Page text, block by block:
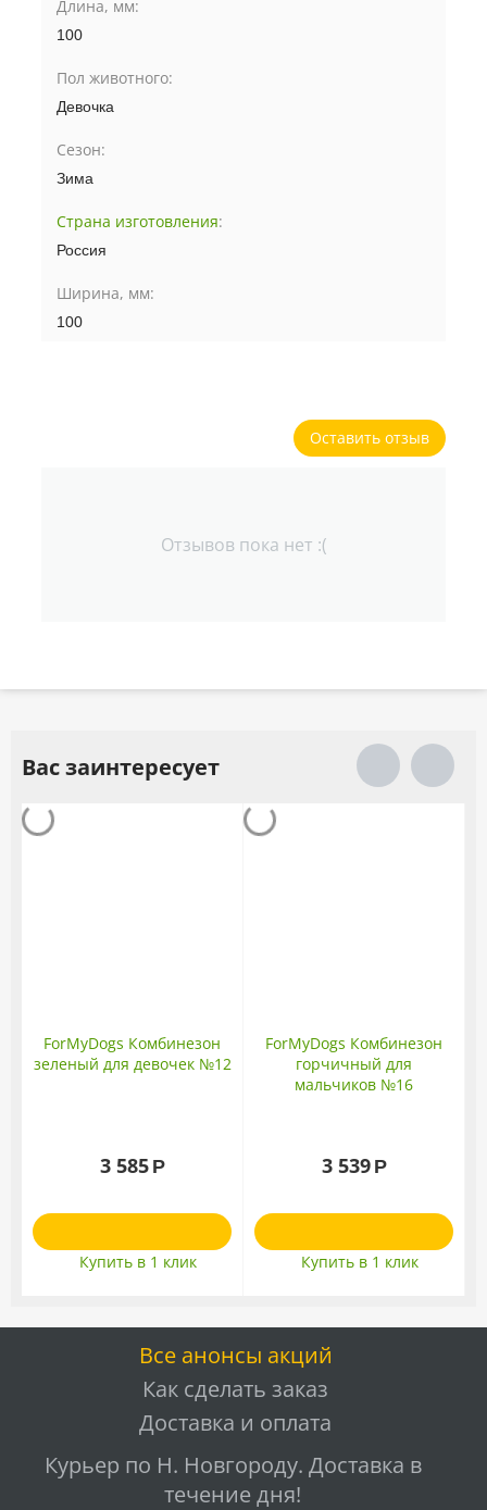
Длина, мм:
100
Пол животного:
Девочка
Сезон:
Зима
Страна изготовления:
Россия
Ширина, мм:
100
Оставить отзыв
Отзывов пока нет :(
Вас заинтересует
ForMyDogs Комбинезон
зеленый для девочек №12
3 585 Р
Купить в 1 клик
ForMyDogs Комбинезон
горчичный для
мальчиков №16
3 539 Р
Купить в 1 клик
Все анонсы акций
Как сделать заказ
Доставка и оплата
Курьер по Н. Новгороду. Доставка в
течение дня!